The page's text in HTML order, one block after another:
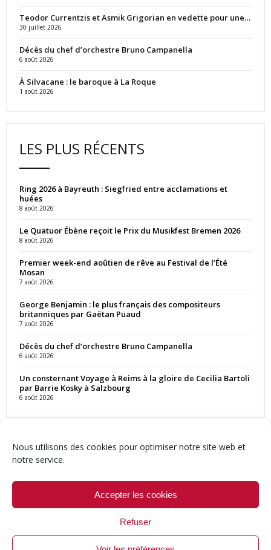
Nous utilisons des cookies pour optimiser notre site web et
notre service.
Accepter les cookies
Refuser
Teodor Currentzis et Asmik Grigorian en vedette pour une…
30 juillet 2026
Décès du chef d’orchestre Bruno Campanella
6 août 2026
À Silvacane : le baroque à La Roque
1 août 2026
LES PLUS RÉCENTS
Ring 2026 à Bayreuth : Siegfried entre acclamations et
huées
8 août 2026
Le Quatuor Ébène reçoit le Prix du Musikfest Bremen 2026
8 août 2026
Premier week-end aoûtien de rêve au Festival de l’Été
Mosan
7 août 2026
George Benjamin : le plus français des compositeurs
britanniques par Gaëtan Puaud
7 août 2026
Décès du chef d’orchestre Bruno Campanella
6 août 2026
Un consternant Voyage à Reims à la gloire de Cecilia Bartoli
par Barrie Kosky à Salzbourg
6 août 2026